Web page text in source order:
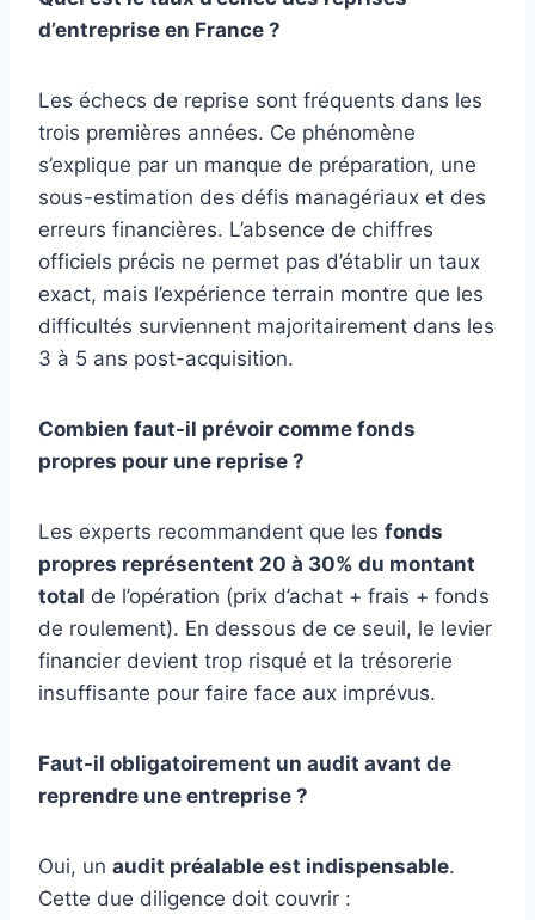
d’entreprise en France ?
Les échecs de reprise sont fréquents dans les
trois premières années. Ce phénomène
s’explique par un manque de préparation, une
sous-estimation des défis managériaux et des
erreurs financières. L’absence de chiffres
officiels précis ne permet pas d’établir un taux
exact, mais l’expérience terrain montre que les
difficultés surviennent majoritairement dans les
3 à 5 ans post-acquisition.
Combien faut-il prévoir comme fonds
propres pour une reprise ?
Les experts recommandent que les fonds
propres représentent 20 à 30% du montant
total de l’opération (prix d’achat + frais + fonds
de roulement). En dessous de ce seuil, le levier
financier devient trop risqué et la trésorerie
insuffisante pour faire face aux imprévus.
Faut-il obligatoirement un audit avant de
reprendre une entreprise ?
Oui, un audit préalable est indispensable.
Cette due diligence doit couvrir :